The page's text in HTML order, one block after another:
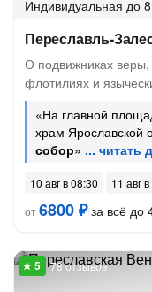
Индивидуальная до
Переславль-
О подвижниках веры,
флотилиях и
«На главной
храм Ярославской
собор»
10 авг в 08:30
11 авг
от6800 ₽за всё до
78 отзывов